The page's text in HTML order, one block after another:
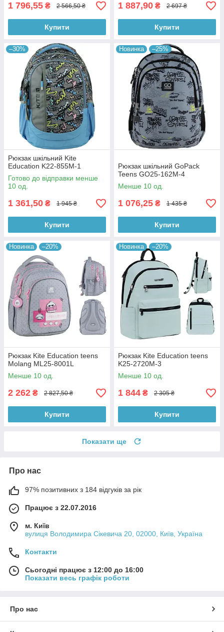
1 796,55 ₴ 2 566,50 ₴
Купити
1 887,90 ₴ 2 697 ₴
Купити
–30%
Рюкзак шкільний Kite
Education K22-855M-1
Готово до відправки менше
10 од.
1 361,50 ₴ 1 945 ₴
Купити
Новинка –25%
Рюкзак шкільний GoPack
Teens GO25-162M-4
Менше 10 од.
1 076,25 ₴ 1 435 ₴
Купити
Новинка –20%
Рюкзак Kite Education teens
Molang ML25-8001L
Менше 10 од.
2 262 ₴ 2 827,50 ₴
Купити
Новинка –20%
Рюкзак Kite Education teens
K25-2720M-3
Менше 10 од.
1 844 ₴ 2 305 ₴
Купити
Показати ще
Про нас
97% позитивних з 184 відгуків за рік
Працює з 22.07.2016
м. Київ
вулиця Володимира Сікевича 20, 02000, Київ, Україна
Контакти
Сьогодні працює з 12:00 до 16:00
Показати весь графік роботи
Про нас